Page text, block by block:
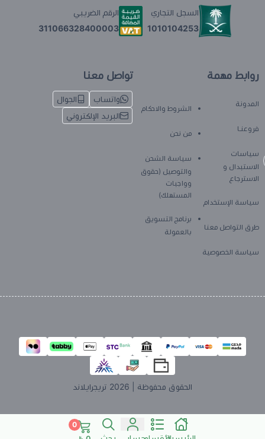
السجل التجاري
1010104253
الرقم الضريبي
311066328400003
روابط مهمة
المدونة
فروعنـا
سياسات
الاستبدال و
الاسترجاع
سياسة الإستخدام
طرق التواصل معنا
سياسة الخصوصية
الشروط والاحكام
من نحن
سياسة الشحن
والتوصيل (حقوق
وواجبات
المستهلك)
برنامج التسويق
بالعمولة
تواصل معنا
واتساب
الجوال
البريد الإلكتروني
الحقوق محفوظة | 2026 تريجرايلاند
0